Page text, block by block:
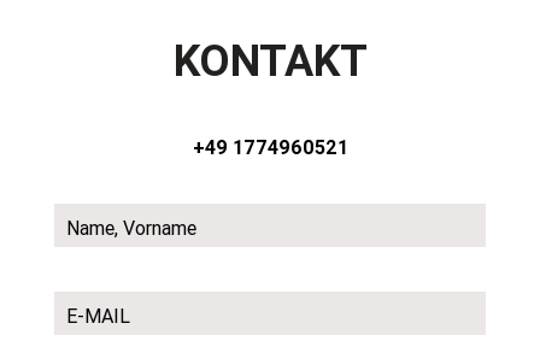
KONTAKT
+49 1774960521
Name, Vorname
E-MAIL